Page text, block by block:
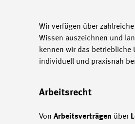
Wir verfügen über
Wissen auszeichnen und
kennen wir das betriebliche
individuell und praxisnah
Arbeitsrecht
Von Arbeitsverträgen über